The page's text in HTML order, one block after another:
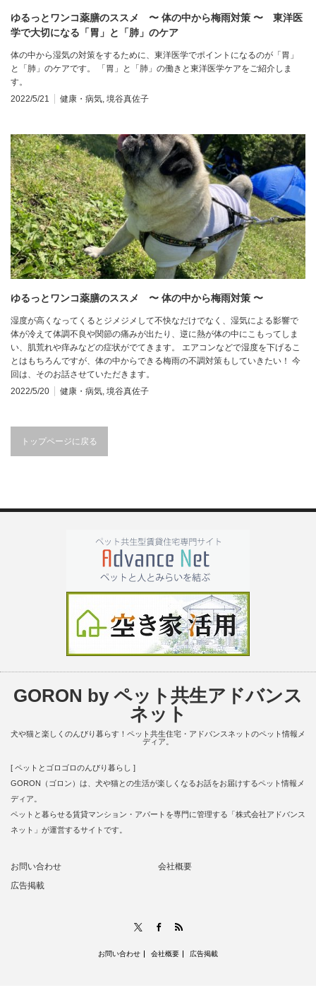
ゆるっとワンコ薬膳のススメ 〜 体の中から梅雨対策 〜 東洋医
学で大切になる「胃」と「肺」のケア
体の中から湿気の対策をするために、東洋医学でポイントになるのが「胃」
と「肺」のケアです。 「胃」と「肺」の働きと東洋医学ケアをご紹介しま
す。
2022/5/21
健康・病気 境谷真佐子
ゆるっとワンコ薬膳のススメ 〜 体の中から梅雨対策 〜
湿度が高くなってくるとジメジメして不快なだけでなく、湿気による影響で
体が冷えて体調不良や関節の痛みが出たり、逆に熱が体の中にこもってしま
い、肌荒れや痒みなどの症状がでてきます。 エアコンなどで湿度を下げるこ
とはもちろんですが、体の中からできる梅雨の不調対策もしていきたい！ 今
回は、そのお話させていただきます。
2022/5/20
健康・病気 境谷真佐子
トップページに戻る
GORON by ペット共生アドバンス
ネット
犬や猫と楽しくのんびり暮らす！ペット共生住宅・アドバンスネットのペット情報メ
ディア。
[ ペットとゴロゴロのんびり暮らし ]
GORON（ゴロン）は、犬や猫との生活が楽しくなるお話をお届けするペット情報メ
ディア。
ペットと暮らせる賃貸マンション・アパートを専門に管理する「株式会社アドバンス
ネット」が運営するサイトです。
お問い合わせ
会社概要
広告掲載
Facebook
お問い合わせ 会社概要 広告掲載